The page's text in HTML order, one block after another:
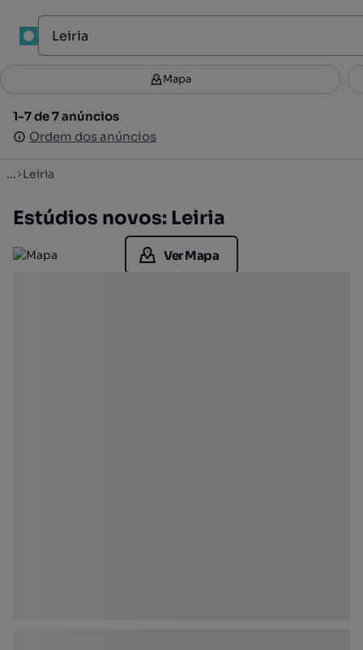
Filtros 3
1-7 de 7 anúncios
Ordem dos anúncios
Mapa
1-7 de 7 anúncios
Ordem dos anúncios
... Leiria
Estúdios novos: Leiria
Ver Mapa